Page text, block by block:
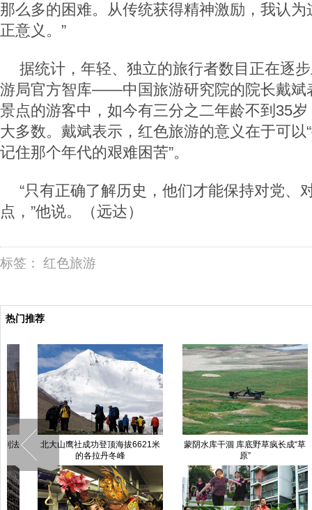
那么多的困难。从传统获得精神激励，我认
正意义。”
据统计，年轻、独立的旅行者数目正在逐
游局官方智库——中国旅游研究院的院长戴斌
景点的游客中，如今有三分之二年龄不到35
大多数。戴斌表示，红色旅游的意义在于可以
记住那个年代的艰难困苦”。
“只有正确了解历史，他们才能保持对党、
点，”他说。（远达）
标签： 红色旅游
热门推荐
蒙阴水库干涸 库底野草疯长成“草
原”
一帘幽梦倩影疏：回首五十年来四